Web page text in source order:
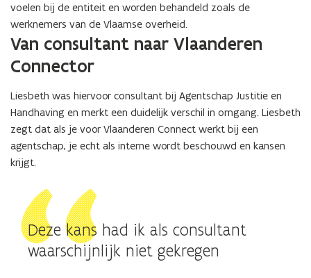
voelen bij de entiteit en worden behandeld zoals de
werknemers van de Vlaamse overheid.
Van consultant naar Vlaanderen
Connector
Liesbeth was hiervoor consultant bij Agentschap Justitie en
Handhaving en merkt een duidelijk verschil in omgang. Liesbeth
zegt dat als je voor Vlaanderen Connect werkt bij een
agentschap, je echt als interne wordt beschouwd en kansen
krijgt.
Deze kans had ik als consultant
waarschijnlijk niet gekregen